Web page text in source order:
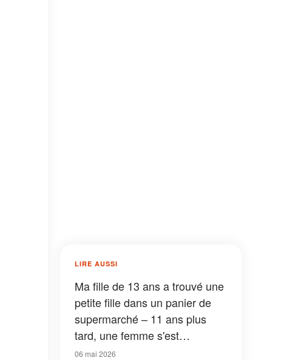
LIRE AUSSI
Ma fille de 13 ans a trouvé une
petite fille dans un panier de
supermarché – 11 ans plus
tard, une femme s'est
présentée en affirmant être sa
06 mai 2026